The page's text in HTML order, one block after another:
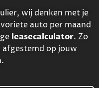
wij denken met je
auto per maand
leasecalculator. Zo
afgestemd op jouw